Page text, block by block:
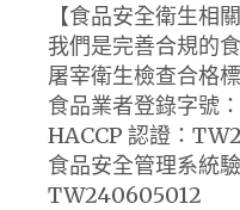
【食品安全衛生相
我們是完善合規的
屠宰衛生檢查合格
食品業者登錄字號
HACCP 認證：
食品安全管理系統
TW240605012